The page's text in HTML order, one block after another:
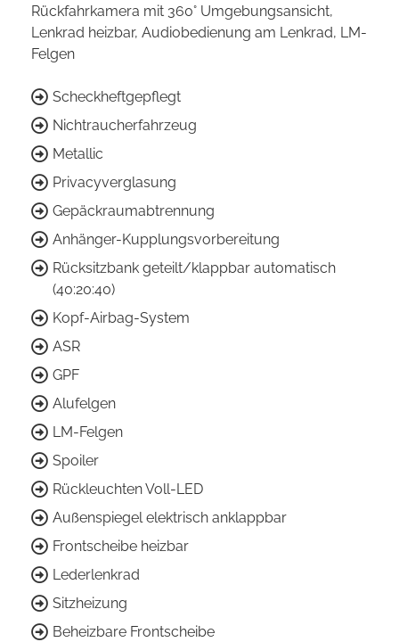
Rückfahrkamera mit 360° Umgebungsansicht,
Lenkrad heizbar, Audiobedienung am Lenkrad, LM-
Felgen
Scheckheftgepflegt
Nichtraucherfahrzeug
Metallic
Privacyverglasung
Gepäckraumabtrennung
Anhänger-Kupplungsvorbereitung
Rücksitzbank geteilt/klappbar automatisch
(40:20:40)
Kopf-Airbag-System
ASR
GPF
Alufelgen
LM-Felgen
Spoiler
Rückleuchten Voll-LED
Außenspiegel elektrisch anklappbar
Frontscheibe heizbar
Lederlenkrad
Sitzheizung
Beheizbare Frontscheibe